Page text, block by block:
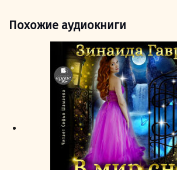
Похожие аудиокниги